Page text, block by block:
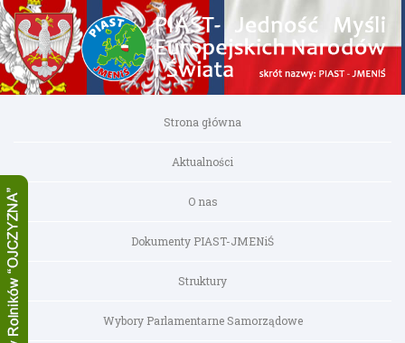
Strona główna
Aktualności
O nas
Dokumenty PIAST-JMENiŚ
Struktury
Wybory Parlamentarne Samorządowe